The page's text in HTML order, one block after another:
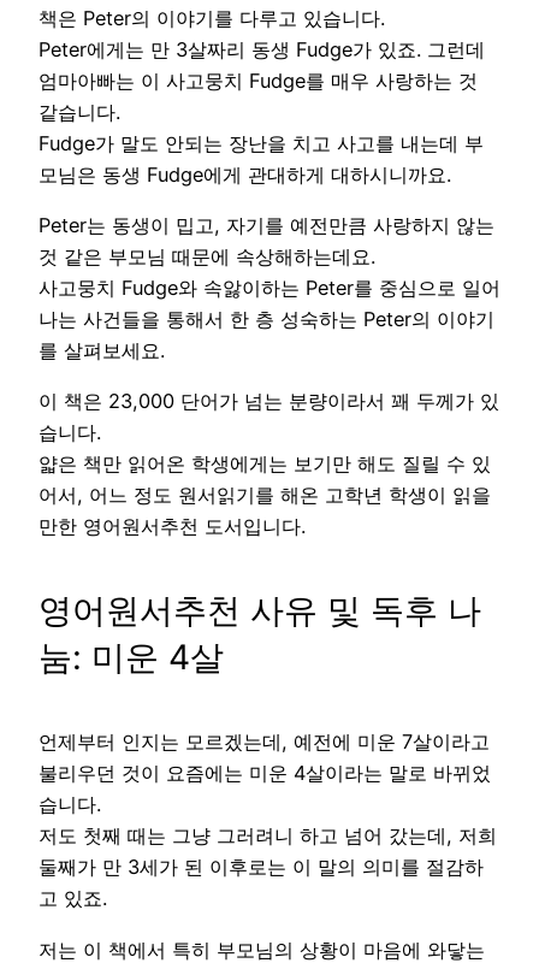
책은 Peter의 이야기를 다루고 있습니다.
Peter에게는 만 3살짜리 동생 Fudge가 있죠. 그런데
엄마아빠는 이 사고뭉치 Fudge를 매우 사랑하는 것
같습니다.
Fudge가 말도 안되는 장난을 치고 사고를 내는데 부
모님은 동생 Fudge에게 관대하게 대하시니까요.
Peter는 동생이 밉고, 자기를 예전만큼 사랑하지 않는
것 같은 부모님 때문에 속상해하는데요.
사고뭉치 Fudge와 속앓이하는 Peter를 중심으로 일어
나는 사건들을 통해서 한 층 성숙하는 Peter의 이야기
를 살펴보세요.
이 책은 23,000 단어가 넘는 분량이라서 꽤 두께가 있
습니다.
얇은 책만 읽어온 학생에게는 보기만 해도 질릴 수 있
어서, 어느 정도 원서읽기를 해온 고학년 학생이 읽을
만한 영어원서추천 도서입니다.
영어원서추천 사유 및 독후 나
눔: 미운 4살
언제부터 인지는 모르겠는데, 예전에 미운 7살이라고
불리우던 것이 요즘에는 미운 4살이라는 말로 바뀌었
습니다.
저도 첫째 때는 그냥 그러려니 하고 넘어 갔는데, 저희
둘째가 만 3세가 된 이후로는 이 말의 의미를 절감하
고 있죠.
저는 이 책에서 특히 부모님의 상황이 마음에 와닿는